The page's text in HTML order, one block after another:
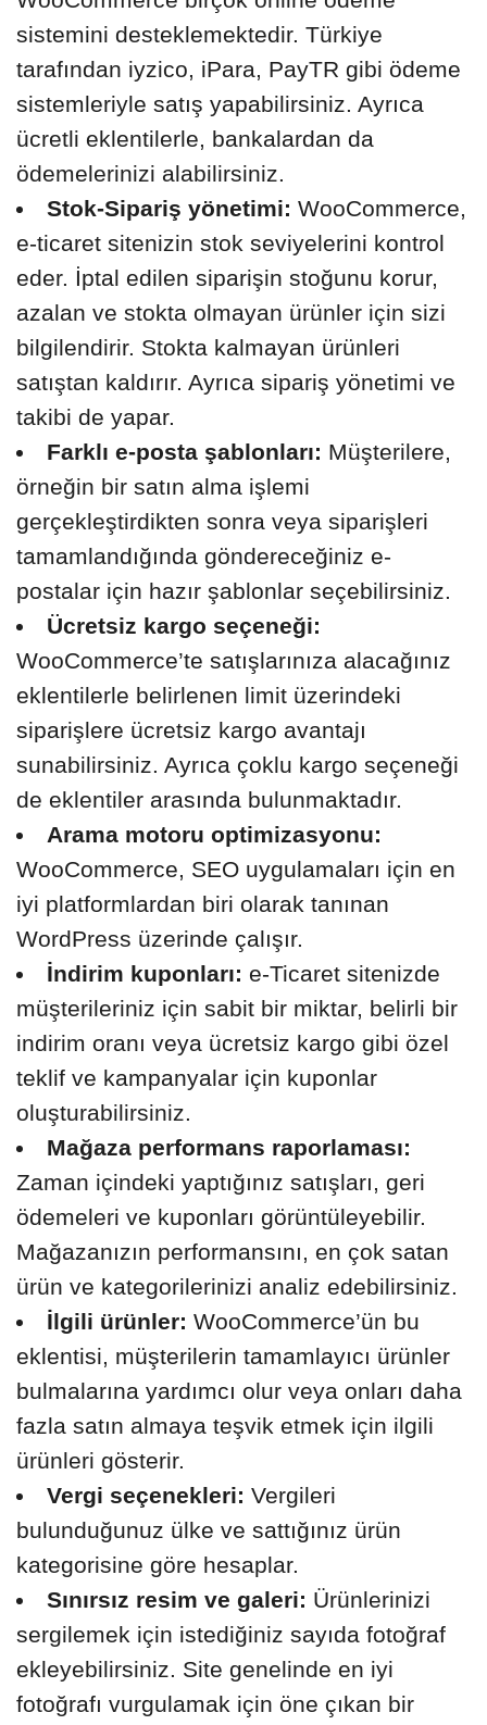
sistemini desteklemektedir. Türkiye
tarafından iyzico, iPara, PayTR gibi ödeme
sistemleriyle satış yapabilirsiniz. Ayrıca
ücretli eklentilerle, bankalardan da
ödemelerinizi alabilirsiniz.
Stok-Sipariş yönetimi: WooCommerce,
e-ticaret sitenizin stok seviyelerini kontrol
eder. İptal edilen siparişin stoğunu korur,
azalan ve stokta olmayan ürünler için sizi
bilgilendirir. Stokta kalmayan ürünleri
satıştan kaldırır. Ayrıca sipariş yönetimi ve
takibi de yapar.
Farklı e-posta şablonları: Müşterilere,
örneğin bir satın alma işlemi
gerçekleştirdikten sonra veya siparişleri
tamamlandığında göndereceğiniz e-
postalar için hazır şablonlar seçebilirsiniz.
Ücretsiz kargo seçeneği:
WooCommerce’te satışlarınıza alacağınız
eklentilerle belirlenen limit üzerindeki
siparişlere ücretsiz kargo avantajı
sunabilirsiniz. Ayrıca çoklu kargo seçeneği
de eklentiler arasında bulunmaktadır.
Arama motoru optimizasyonu:
WooCommerce, SEO uygulamaları için en
iyi platformlardan biri olarak tanınan
WordPress üzerinde çalışır.
İndirim kuponları: e-Ticaret sitenizde
müşterileriniz için sabit bir miktar, belirli bir
indirim oranı veya ücretsiz kargo gibi özel
teklif ve kampanyalar için kuponlar
oluşturabilirsiniz.
Mağaza performans raporlaması:
Zaman içindeki yaptığınız satışları, geri
ödemeleri ve kuponları görüntüleyebilir.
Mağazanızın performansını, en çok satan
ürün ve kategorilerinizi analiz edebilirsiniz.
İlgili ürünler: WooCommerce’ün bu
eklentisi, müşterilerin tamamlayıcı ürünler
bulmalarına yardımcı olur veya onları daha
fazla satın almaya teşvik etmek için ilgili
ürünleri gösterir.
Vergi seçenekleri: Vergileri
bulunduğunuz ülke ve sattığınız ürün
kategorisine göre hesaplar.
Sınırsız resim ve galeri: Ürünlerinizi
sergilemek için istediğiniz sayıda fotoğraf
ekleyebilirsiniz. Site genelinde en iyi
fotoğrafı vurgulamak için öne çıkan bir